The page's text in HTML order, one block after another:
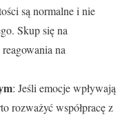
są normalne i nie
Skup się na
na
: Jeśli emocje wpływają
rozważyć współpracę z